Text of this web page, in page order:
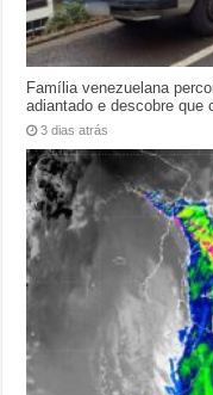
Família venezuelana
adiantado e descobre que
3 dias atrás